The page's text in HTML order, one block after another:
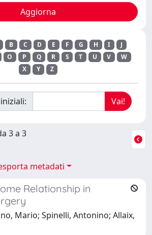
B C D E F G H I
J
O P Q R S T U V
W
X
Y Z
3 a 3
metadati
Relationship in
Mario; Spinelli, Antonino; Allaix,